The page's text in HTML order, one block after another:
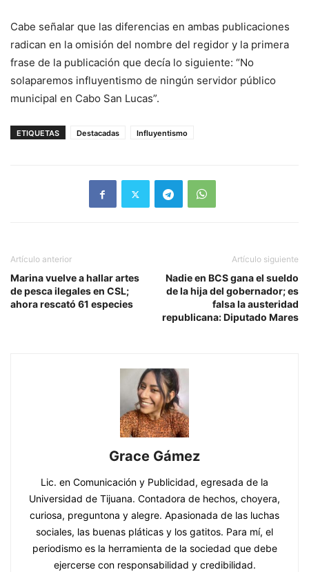
Cabe señalar que las diferencias en ambas publicaciones
radican en la omisión del nombre del regidor y la primera
frase de la publicación que decía lo siguiente: “No
solaparemos influyentismo de ningún servidor público
municipal en Cabo San Lucas”.
ETIQUETAS Destacadas Influyentismo
Artículo anterior
Marina vuelve a hallar artes
de pesca ilegales en CSL;
ahora rescató 61 especies
Artículo siguiente
Nadie en BCS gana el sueldo
de la hija del gobernador; es
falsa la austeridad
republicana: Diputado Mares
Grace Gámez
Lic. en Comunicación y Publicidad, egresada de la
Universidad de Tijuana. Contadora de hechos, choyera,
curiosa, preguntona y alegre. Apasionada de las luchas
sociales, las buenas pláticas y los gatitos. Para mí, el
periodismo es la herramienta de la sociedad que debe
ejercerse con responsabilidad y credibilidad.